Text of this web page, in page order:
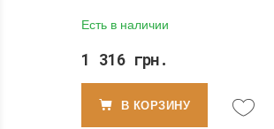
Есть в наличии
1 316 грн.
В КОРЗИНУ